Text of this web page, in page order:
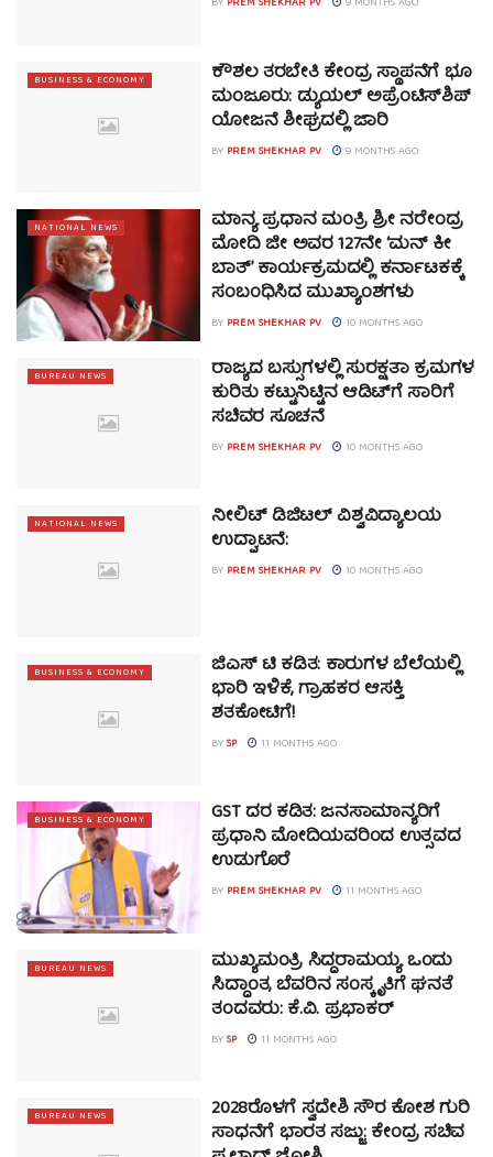
BUSINESS & ECONOMY ಕೌಶಲ ತರಬೇತಿ ಕೇಂದ್ರ ಸ್ಥಾಪನೆಗೆ ಭೂ
ಮಂಜೂರು: ಡ್ಯುಯಲ್ ಅಪ್ರೆಂಟಿಸ್‌ಶಿಪ್
ಯೋಜನೆ ಶೀಘ್ರದಲ್ಲಿ ಜಾರಿ
BY PREM SHEKHAR PV 9 MONTHS AGO
NATIONAL NEWS ಮಾನ್ಯ ಪ್ರಧಾನ ಮಂತ್ರಿ ಶ್ರೀ ನರೇಂದ್ರ
ಮೋದಿ ಜೀ ಅವರ 127ನೇ ‘ಮನ್ ಕೀ
ಬಾತ್’ ಕಾರ್ಯಕ್ರಮದಲ್ಲಿ ಕರ್ನಾಟಕಕ್ಕೆ
ಸಂಬಂಧಿಸಿದ ಮುಖ್ಯಾಂಶಗಳು
BY PREM SHEKHAR PV 10 MONTHS AGO
BUREAU NEWS ರಾಜ್ಯದ ಬಸ್ಸುಗಳಲ್ಲಿ ಸುರಕ್ಷತಾ ಕ್ರಮಗಳ
ಕುರಿತು ಕಟ್ಟುನಿಟ್ಟಿನ ಆಡಿಟ್‌ಗೆ ಸಾರಿಗೆ
ಸಚಿವರ ಸೂಚನೆ
BY PREM SHEKHAR PV 10 MONTHS AGO
NATIONAL NEWS ನೀಲಿಟ್ ಡಿಜಿಟಲ್ ವಿಶ್ವವಿದ್ಯಾಲಯ
ಉದ್ಘಾಟನೆ:
BY PREM SHEKHAR PV 10 MONTHS AGO
BUSINESS & ECONOMY ಜಿಎಸ್ ಟಿ ಕಡಿತ: ಕಾರುಗಳ ಬೆಲೆಯಲ್ಲಿ
ಭಾರಿ ಇಳಿಕೆ, ಗ್ರಾಹಕರ ಆಸಕ್ತಿ
ಶತಕೋಟಿಗೆ!
BYSP 11 MONTHS AGO
BUSINESS & ECONOMY GST ದರ ಕಡಿತ: ಜನಸಾಮಾನ್ಯರಿಗೆ
ಪ್ರಧಾನಿ ಮೋದಿಯವರಿಂದ ಉತ್ಸವದ
ಉಡುಗೊರೆ
BY PREM SHEKHAR PV 11 MONTHS AGO
BUREAU NEWS ಮುಖ್ಯಮಂತ್ರಿ ಸಿದ್ದರಾಮಯ್ಯ ಒಂದು
ಸಿದ್ಧಾಂತ, ಬೆವರಿನ ಸಂಸ್ಕೃತಿಗೆ ಘನತೆ
ತಂದವರು: ಕೆ.ವಿ. ಪ್ರಭಾಕರ್
BYSP 11 MONTHS AGO
BUREAU NEWS 2028ರೊಳಗೆ ಸ್ವದೇಶಿ ಸೌರ ಕೋಶ ಗುರಿ
ಸಾಧನೆಗೆ ಭಾರತ ಸಜ್ಜು: ಕೇಂದ್ರ ಸಚಿವ